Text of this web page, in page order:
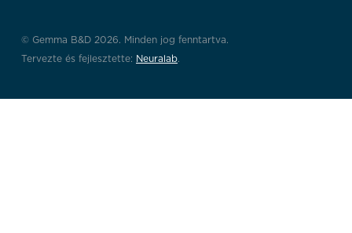
© Gemma B&D 2026. Minden jog fenntartva.
Tervezte és fejlesztette: Neuralab.